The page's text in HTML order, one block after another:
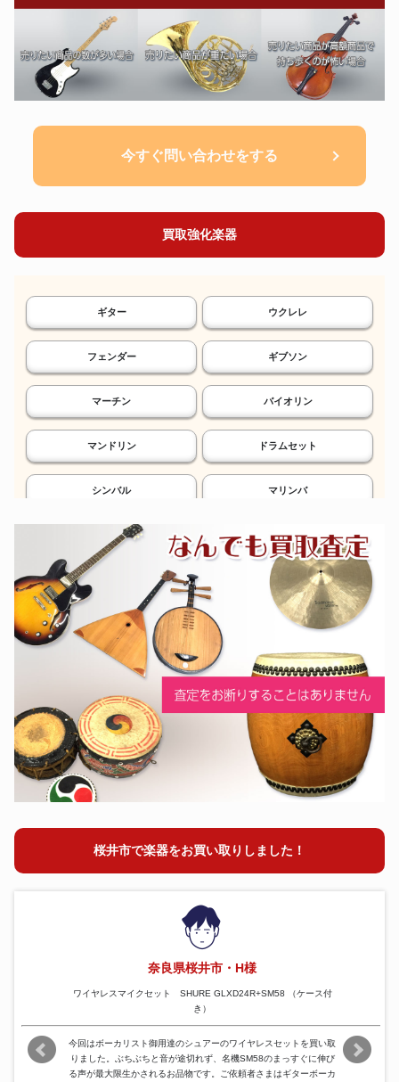
今すぐ問い合わせをする
買取強化楽器
ギター ウクレレ
フェンダー ギブソン
マーチン バイオリン
マンドリン ドラムセット
シンバル マリンバ
鉄琴 電子ドラム
シンセサイザー エフェクター
ソプラノサックス アルトサックス
テナーサックス バリトンサックス
オーボエ ピッコロ
ファゴット フルート
クラリネット コルネット
チューバ トランペット
桜井市で楽器をお買い取りしました！
奈良県桜井市・H様
ワイヤレスマイクセット SHURE GLXD24R+SM58 （ケース付
き）
今回はボーカリスト御用達のシュアーのワイヤレスセットを買い取
りました。ぶちぶちと音が途切れず、名機SM58のまっすぐに伸び
る声が最大限生かされるお品物です。ご依頼者さまはギターボーカ